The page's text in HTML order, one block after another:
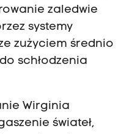
zaledwie
systemy
zużyciem średnio
schłodzenia
Wirginia
świateł,